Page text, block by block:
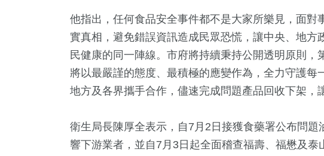
他指出，任何食品安全事件都不是大家所樂見，面對
實真相，避免錯誤資訊造成民眾恐慌，讓中央、地方
民健康的同一陣線。市府將持續秉持公開透明原則
將以最嚴謹的態度、最積極的應變作為，全力守護每
地方及各界攜手合作，儘速完成問題產品回收下架，
衛生局長陳厚全表示，自7月2日接獲食藥署公布問
響下游業者，並自7月3日起全面稽查福壽、福懋及